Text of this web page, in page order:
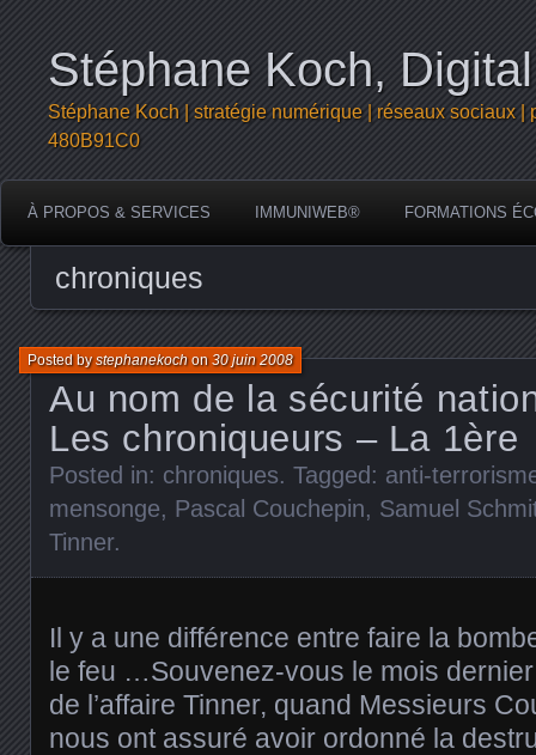
Stéphane Koch,
Stéphane Koch | stratégie numérique | réseaux sociaux
480B91C0
À PROPOS & SERVICES IMMUNIWEB® FORMATIONS
chroniques
Au nom de la sécurité
Les chroniqueurs – La 1ère
Posted bystephanekochon30 juin 2008
Posted in: chroniques. Tagged: anti-
mensonge, Pascal Couchepin, Samuel
Tinner.
Il y a une différence entre faire la
le feu …Souvenez-vous le mois
de l’affaire Tinner, quand Messieurs
nous ont assuré avoir ordonné la